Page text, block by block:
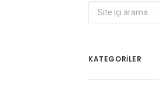
KATEGORİLER